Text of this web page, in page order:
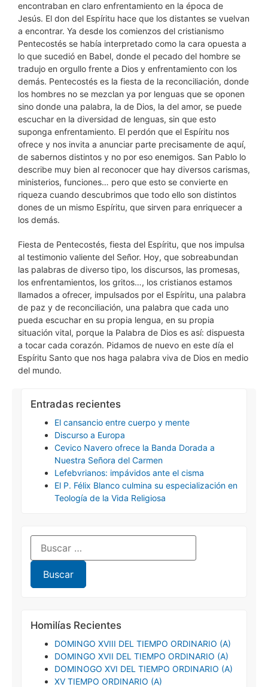
encontraban en claro enfrentamiento en la época de
Jesús. El don del Espíritu hace que los distantes se vuelvan
a encontrar. Ya desde los comienzos del cristianismo
Pentecostés se había interpretado como la cara opuesta a
lo que sucedió en Babel, donde el pecado del hombre se
tradujo en orgullo frente a Dios y enfrentamiento con los
demás. Pentecostés es la fiesta de la reconciliación, donde
los hombres no se mezclan ya por lenguas que se oponen
sino donde una palabra, la de Dios, la del amor, se puede
escuchar en la diversidad de lenguas, sin que esto
suponga enfrentamiento. El perdón que el Espíritu nos
ofrece y nos invita a anunciar parte precisamente de aquí,
de sabernos distintos y no por eso enemigos. San Pablo lo
describe muy bien al reconocer que hay diversos carismas,
ministerios, funciones… pero que esto se convierte en
riqueza cuando descubrimos que todo ello son distintos
dones de un mismo Espíritu, que sirven para enriquecer a
los demás.
Fiesta de Pentecostés, fiesta del Espíritu, que nos impulsa
al testimonio valiente del Señor. Hoy, que sobreabundan
las palabras de diverso tipo, los discursos, las promesas,
los enfrentamientos, los gritos…, los cristianos estamos
llamados a ofrecer, impulsados por el Espíritu, una palabra
de paz y de reconciliación, una palabra que cada uno
pueda escuchar en su propia lengua, en su propia
situación vital, porque la Palabra de Dios es así: dispuesta
a tocar cada corazón. Pidamos de nuevo en este día el
Espíritu Santo que nos haga palabra viva de Dios en medio
del mundo.
Entradas recientes
El cansancio entre cuerpo y mente
Discurso a Europa
Cevico Navero ofrece la Banda Dorada a
Nuestra Señora del Carmen
Lefebvrianos: impávidos ante el cisma
El P. Félix Blanco culmina su especialización en
Teología de la Vida Religiosa
Homilías Recientes
DOMINGO XVIII DEL TIEMPO ORDINARIO (A)
DOMINGO XVII DEL TIEMPO ORDINARIO (A)
DOMINOGO XVI DEL TIEMPO ORDINARIO (A)
XV TIEMPO ORDINARIO (A)